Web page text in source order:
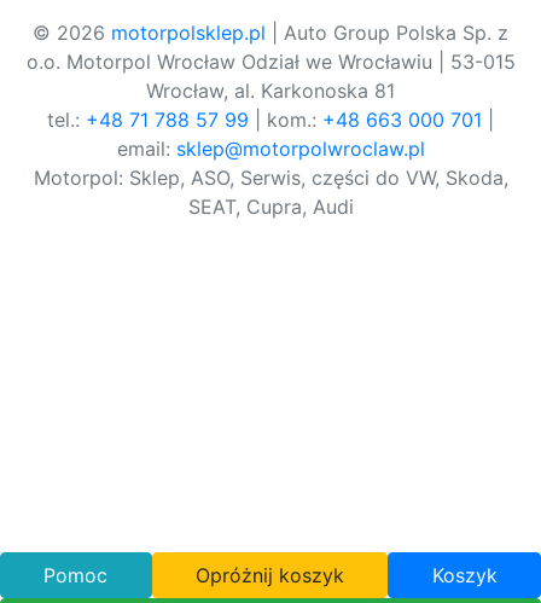
© 2026 motorpolsklep.pl | Auto Group Polska Sp. z
o.o. Motorpol Wrocław Odział we Wrocławiu | 53-015
Wrocław, al. Karkonoska 81
tel.: +48 71 788 57 99 | kom.: +48 663 000 701
email: sklep@motorpolwroclaw.pl
Motorpol: Sklep, ASO, Serwis, części do VW, Skoda,
SEAT, Cupra, Audi
Pomoc Opróżnij koszyk Koszyk